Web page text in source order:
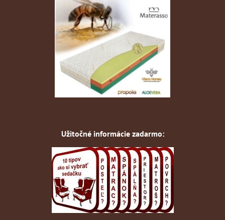
Užitočné informácie zadarmo: